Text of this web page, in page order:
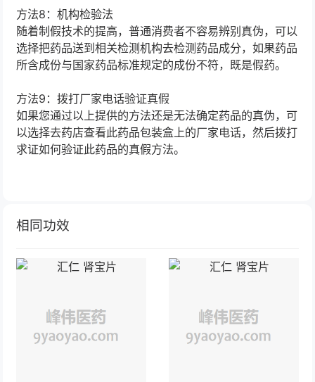
方法8：机构检验法
随着制假技术的提高，普通消费者不容易辨别真伪，可以
选择把药品送到相关检测机构去检测药品成分，如果药品
所含成份与国家药品标准规定的成份不符，既是假药。
方法9：拨打厂家电话验证真假
如果您通过以上提供的方法还是无法确定药品的真伪，可
以选择去药店查看此药品包装盒上的厂家电话，然后拨打
求证如何验证此药品的真假方法。
相同功效